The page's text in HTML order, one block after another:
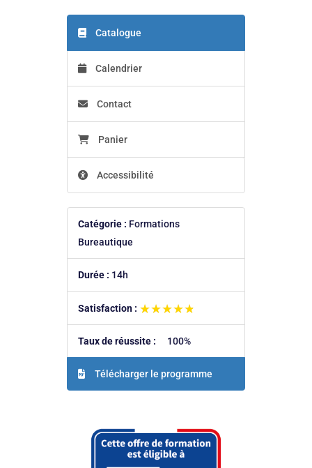
Catalogue
Calendrier
Contact
Panier
Accessibilité
Catégorie : Formations
Bureautique
Durée : 14h
Satisfaction : ★★★★★
★★★★★
Taux de réussite : 100%
Télécharger le programme